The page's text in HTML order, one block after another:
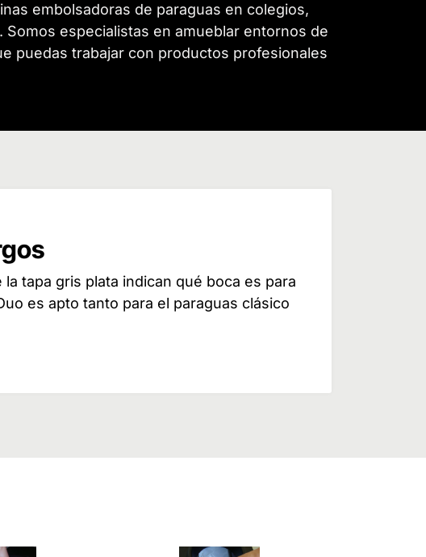
embolsadoras de paraguas en colegios,
especialistas en amueblar entornos de
puedas trabajar con productos profesionales
tapa gris plata indican qué boca es para
es apto tanto para el paraguas clásico